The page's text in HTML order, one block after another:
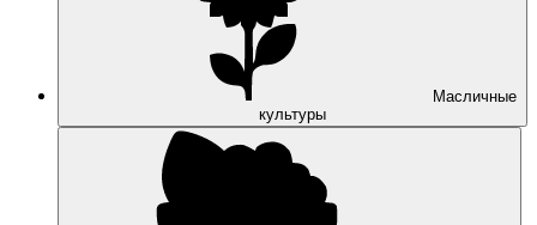
Масличные
культуры